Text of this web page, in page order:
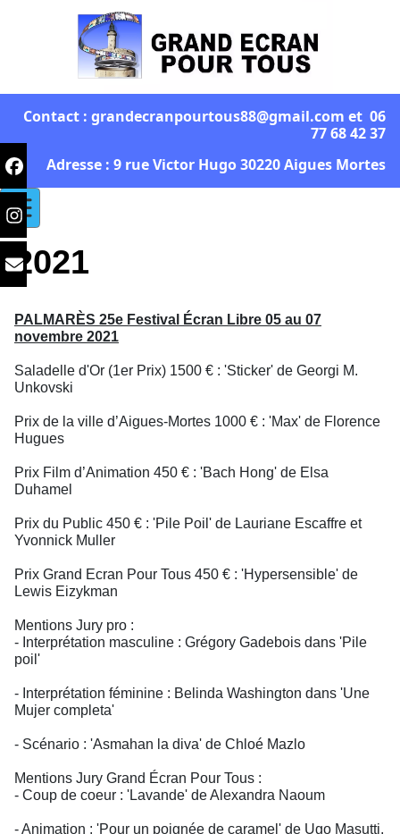
Contact : grandecranpourtous88@gmail.com et 06
77 68 42 37
Adresse : 9 rue Victor Hugo 30220 Aigues Mortes
2021
PALMARÈS 25e Festival Écran Libre 05 au 07
novembre 2021
Saladelle d'Or (1er Prix) 1500 € : 'Sticker' de Georgi M.
Unkovski
Prix de la ville d’Aigues-Mortes 1000 € : 'Max' de Florence
Hugues
Prix Film d’Animation 450 € : 'Bach Hong' de Elsa
Duhamel
Prix du Public 450 € : 'Pile Poil' de Lauriane Escaffre et
Yvonnick Muller
Prix Grand Ecran Pour Tous 450 € : 'Hypersensible' de
Lewis Eizykman
Mentions Jury pro :
- Interprétation masculine : Grégory Gadebois dans 'Pile
poil'
- Interprétation féminine : Belinda Washington dans 'Une
Mujer completa'
- Scénario : 'Asmahan la diva' de Chloé Mazlo
Mentions Jury Grand Écran Pour Tous :
- Coup de coeur : 'Lavande' de Alexandra Naoum
- Animation : 'Pour un poignée de caramel' de Ugo Masutti,